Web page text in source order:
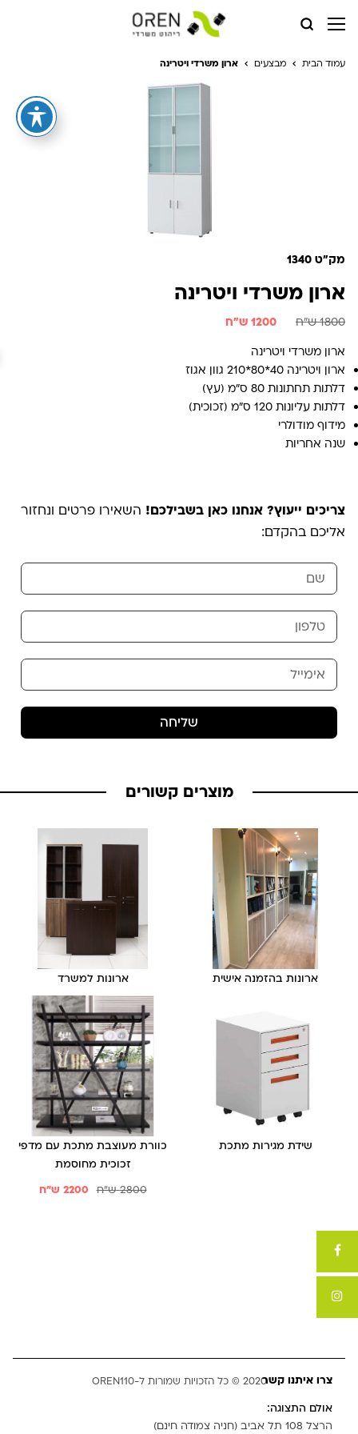
עמוד הבית מבצעים ארון משרדי ויטרינה
מק"ט 1340
ארון משרדי ויטרינה
1800 ש"ח
1200 ש"ח
ארון משרדי ויטרינה
ארון ויטרינה 40*80*210 גוון אגוז
דלתות תחתונות 80 ס"מ (עץ)
דלתות עליונות 120 ס"מ (זכוכית)
מידוף מודולרי
שנה אחריות
צריכים ייעוץ? אנחנו כאן בשבילכם! השאירו פרטים ונחזור
אליכם בהקדם:
שליחה
מוצרים קשורים
ארונות בהזמנה אישית ארונות למשרד
שידת מגירות מתכת
כוורת מעוצבת מתכת עם מדפי
זכוכית מחוסמת
2800 ש"ח 2200 ש"ח
צרו איתנו קשר
אולם התצוגה:
הרצל 108 תל אביב (חניה צמודה חינם)
2020 © כל הזכויות שמורות ל-OREN110